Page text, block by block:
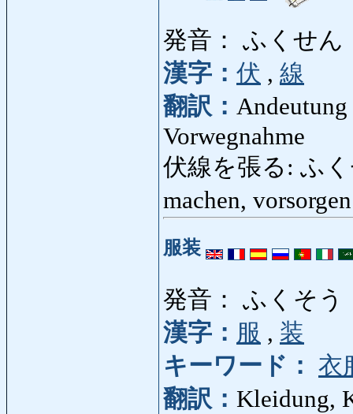
発音： ふくせん
漢字： 伏 , 線
翻訳：
Vorwegnahme
伏線を張る: ふく
machen,
服装
発音： ふくそう
漢字： 服 , 装
キーワード： 衣
翻訳： Kleidung,